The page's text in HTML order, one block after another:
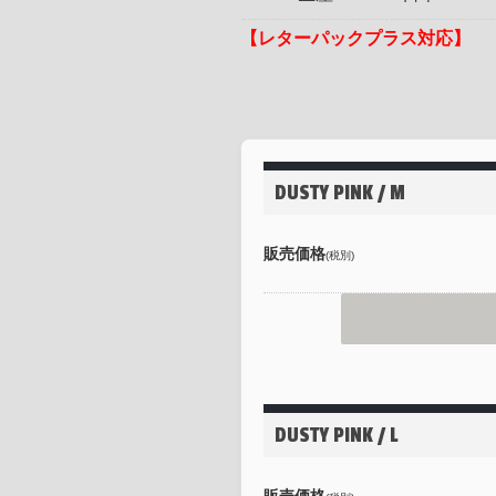
【レターパックプラス対応】
DUSTY PINK / M
販売価格(税別)
DUSTY PINK / L